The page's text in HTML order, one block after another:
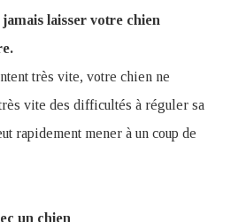
laisser votre chien
très vite, votre chien ne
vite des difficultés à réguler sa
rapidement mener à un coup de
un chien